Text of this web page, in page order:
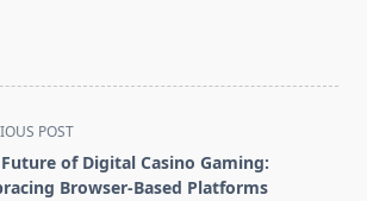
POST
of Digital Casino Gaming:
Browser-Based Platforms